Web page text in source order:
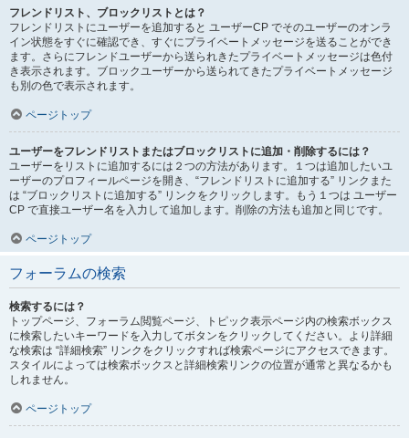
フレンドリスト、ブロックリストとは？
フレンドリストにユーザーを追加すると ユーザーCP でそのユーザーのオンラ
イン状態をすぐに確認でき、すぐにプライベートメッセージを送ることができ
ます。さらにフレンドユーザーから送られきたプライベートメッセージは色付
き表示されます。ブロックユーザーから送られてきたプライベートメッセージ
も別の色で表示されます。
ページトップ
ユーザーをフレンドリストまたはブロックリストに追加・削除するには？
ユーザーをリストに追加するには２つの方法があります。１つは追加したいユ
ーザーのプロフィールページを開き、“フレンドリストに追加する” リンクまた
は “ブロックリストに追加する” リンクをクリックします。もう１つは ユーザー
CP で直接ユーザー名を入力して追加します。削除の方法も追加と同じです。
ページトップ
フォーラムの検索
検索するには？
トップページ、フォーラム閲覧ページ、トピック表示ページ内の検索ボックス
に検索したいキーワードを入力してボタンをクリックしてください。より詳細
な検索は “詳細検索” リンクをクリックすれば検索ページにアクセスできます。
スタイルによっては検索ボックスと詳細検索リンクの位置が通常と異なるかも
しれません。
ページトップ